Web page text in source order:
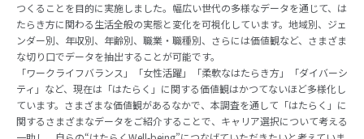
つくることを目的に実施しました。幅広い世代の多様なデータを通じて、は
たらき方に関わる生活全般の実態と変化を可視化しています。地域別、ジェ
ンダー別、年収別、年齢別、職業・職種別、さらには価値観など、さまざま
な切り口でデータを抽出することが可能です。
「ワークライフバランス」「女性活躍」「柔軟なはたらき方」「ダイバーシ
ティ」など、現在は「はたらく」に関する価値観はかつてないほど多様化し
ています。さまざまな価値観があるなかで、本調査を通して「はたらく」に
関するさまざまなデータをご紹介することで、キャリア選択について考える